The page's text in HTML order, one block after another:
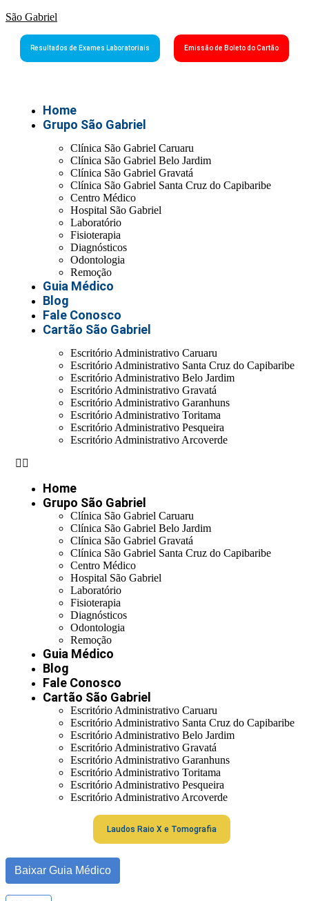
São Gabriel
Resultados de Exames Laboratoriais Emissão de Boleto do Cartão
Home
Grupo São Gabriel
Clínica São Gabriel Caruaru
Clínica São Gabriel Belo Jardim
Clínica São Gabriel Gravatá
Clínica São Gabriel Santa Cruz do Capibaribe
Centro Médico
Hospital São Gabriel
Laboratório
Fisioterapia
Diagnósticos
Odontologia
Remoção
Guia Médico
Blog
Fale Conosco
Cartão São Gabriel
Escritório Administrativo Caruaru
Escritório Administrativo Santa Cruz do Capibaribe
Escritório Administrativo Belo Jardim
Escritório Administrativo Gravatá
Escritório Administrativo Garanhuns
Escritório Administrativo Toritama
Escritório Administrativo Pesqueira
Escritório Administrativo Arcoverde
Home
Grupo São Gabriel
Clínica São Gabriel Caruaru
Clínica São Gabriel Belo Jardim
Clínica São Gabriel Gravatá
Clínica São Gabriel Santa Cruz do Capibaribe
Centro Médico
Hospital São Gabriel
Laboratório
Fisioterapia
Diagnósticos
Odontologia
Remoção
Guia Médico
Blog
Fale Conosco
Cartão São Gabriel
Escritório Administrativo Caruaru
Escritório Administrativo Santa Cruz do Capibaribe
Escritório Administrativo Belo Jardim
Escritório Administrativo Gravatá
Escritório Administrativo Garanhuns
Escritório Administrativo Toritama
Escritório Administrativo Pesqueira
Escritório Administrativo Arcoverde
Laudos Raio X e Tomografia
Baixar Guia Médico